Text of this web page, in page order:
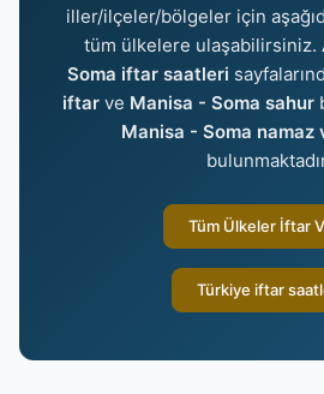
iller/ilçeler/bölgeler için
tüm ülkelere ulaşabilirsiniz.
Soma iftar saatleri
iftar ve Manisa - Soma sahur
Manisa - Soma namaz
Tüm Ülkeler İftar
Türkiye iftar